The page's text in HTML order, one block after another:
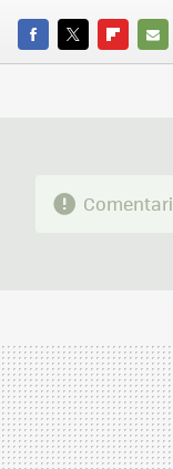
FACEBOOK
TWITTER
E-